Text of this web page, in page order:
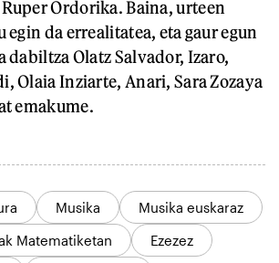
Ordorika. Baina, urteen
da errealitatea, eta gaur egun
dabiltza Olatz Salvador, Izaro,
Olaia Inziarte, Anari, Sara Zozaya
emakume.
Musika
Musika euskaraz
Matematiketan
Ezezez